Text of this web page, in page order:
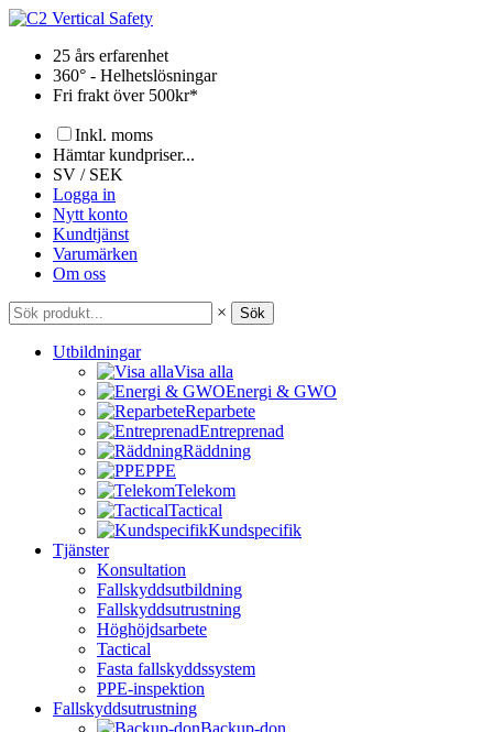
Hoppa
innehåll25 års erfarenhet
360° - Helhetslösningar
Fri frakt över 500kr*
Inkl. moms
Hämtar kundpriser...
SV / SEK
Logga in
Nytt konto
Kundtjänst
Varumärken
Om oss
× Sök
Utbildningar
Visa alla
Energi & GWO
Reparbete
Entreprenad
Räddning
PPE
Telekom
Tactical
Kundspecifik
Tjänster
Konsultation
Fallskyddsutbildning
Fallskyddsutrustning
Höghöjdsarbete
Tactical
Fasta fallskyddssystem
PPE-inspektion
Fallskyddsutrustning
Backup-don